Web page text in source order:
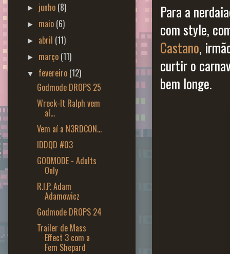
Para a
com style,
Castano,
curtir o
bem longe.
► junho (8)
► maio (6)
► abril (11)
► março (11)
▼ fevereiro (12)
Godmode DROPS 25
Wreck-It Ralph vem
aí...
Vem aí a N3RDCON...
IDDQD #03
GODMODE - Adults
Only
R.I.P. Adam
Adamowicz
Godmode DROPS 24
Trailer de Mass
Effect 3 com a
Fem Shepard